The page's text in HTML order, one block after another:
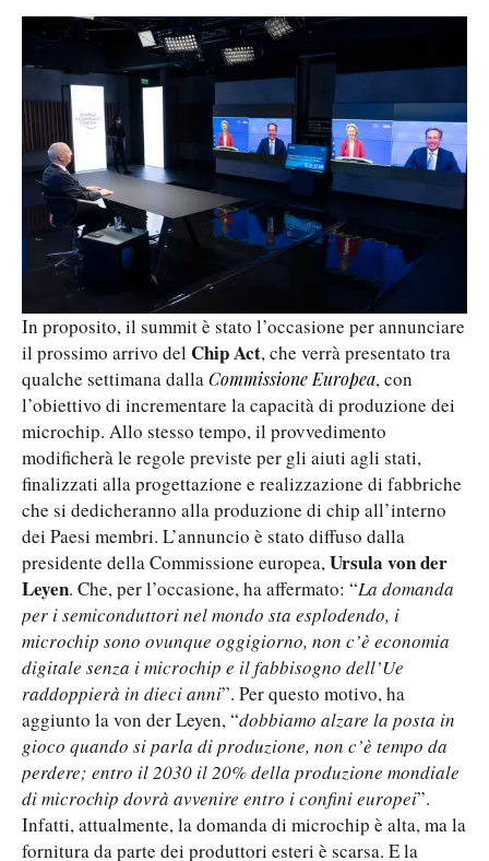
In proposito, il summit è stato l’occasione per annunciare
il prossimo arrivo del Chip Act, che verrà presentato tra
qualche settimana dallaCommissione Europea, con
l’obiettivo di incrementare la capacità di produzione dei
microchip. Allo stesso tempo, il provvedimento
modificherà le regole previste per gli aiuti agli stati,
finalizzati alla progettazione e realizzazione di fabbriche
che si dedicheranno alla produzione di chip all’interno
dei Paesi membri. L’annuncio è stato diffuso dalla
presidente della Commissione europea,Ursula von der
Leyen. Che, per l’occasione, ha affermato: “La domanda
per i semiconduttori nel mondo sta esplodendo, i
microchip sono ovunque oggigiorno, non c’è economia
digitale senza i microchip e il fabbisogno dell’Ue
raddoppierà in dieci anni”. Per questo motivo, ha
aggiunto la von der Leyen, “dobbiamo alzare la posta in
gioco quando si parla di produzione, non c’è tempo da
perdere; entro il 2030 il 20% della produzione mondiale
di microchip dovrà avvenire entro i confini europei”.
Infatti, attualmente, la domanda di microchip è alta, ma la
fornitura da parte dei produttori esteri è scarsa. E la